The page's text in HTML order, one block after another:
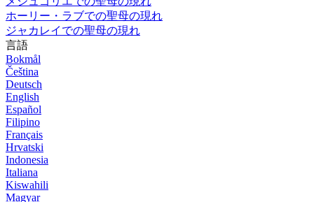
ホーリー・ラブでの聖母の現れ
ジャカレイでの聖母の現れ
言語
Bokmål
Čeština
Deutsch
English
Español
Filipino
Français
Hrvatski
Indonesia
Italiana
Kiswahili
Magyar